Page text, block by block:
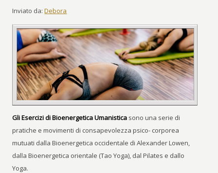
Inviato da: Debora
Gli Esercizi di Bioenergetica Umanistica sono una serie di
pratiche e movimenti di consapevolezza psico- corporea
mutuati dalla Bioenergetica occidentale di Alexander Lowen,
dalla Bioenergetica orientale (Tao Yoga), dal Pilates e dallo
Yoga.